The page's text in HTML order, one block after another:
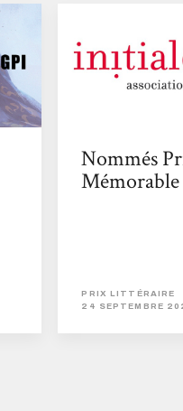
Nommés
Mémorable
PRIX LITTÉRAIRE
24 SEPTEMBRE